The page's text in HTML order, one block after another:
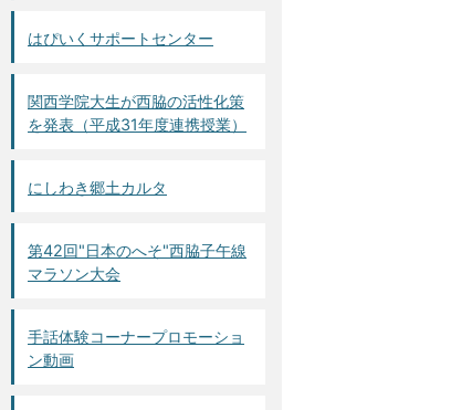
はぴいくサポートセンター
関西学院大生が西脇の活性化策
を発表（平成31年度連携授業）
にしわき郷土カルタ
第42回"日本のへそ"西脇子午線
マラソン大会
手話体験コーナープロモーショ
ン動画